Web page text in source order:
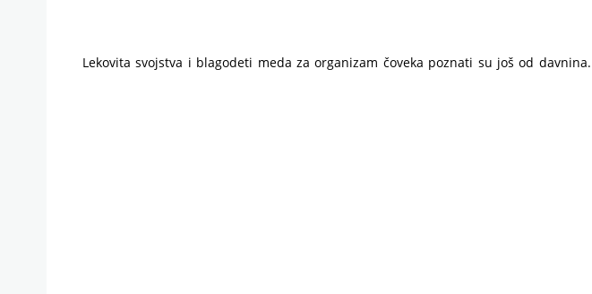
Lekovita svojstva i blagodeti meda za organizam čoveka poznati su još od davnina.